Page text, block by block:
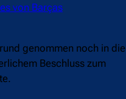
von Barças
genommen noch in die
Beschluss zum